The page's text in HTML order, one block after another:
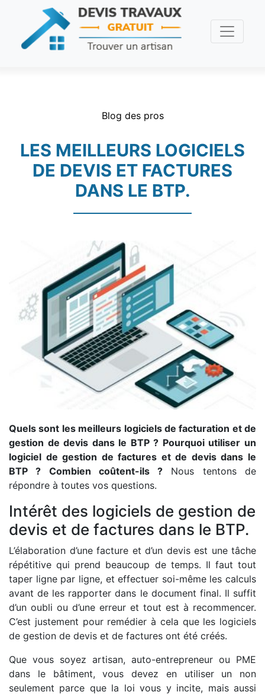
Blog des pros
LES MEILLEURS LOGICIELS
DE DEVIS ET FACTURES
DANS LE BTP.
Quels sont les meilleurs logiciels de facturation et de
gestion de devis dans le BTP ? Pourquoi utiliser un
logiciel de gestion de factures et de devis dans le
BTP ? Combien coûtent-ils ? Nous tentons de
répondre à toutes vos questions.
Intérêt des logiciels de gestion de
devis et de factures dans le BTP.
L’élaboration d’une facture et d’un devis est une tâche
répétitive qui prend beaucoup de temps. Il faut tout
taper ligne par ligne, et effectuer soi-même les calculs
avant de les rapporter dans le document final. Il suffit
d’un oubli ou d’une erreur et tout est à recommencer.
C’est justement pour remédier à cela que les logiciels
de gestion de devis et de factures ont été créés.
Que vous soyez artisan, auto-entrepreneur ou PME
dans le bâtiment, vous devez en utiliser un non
seulement parce que la loi vous y incite, mais aussi